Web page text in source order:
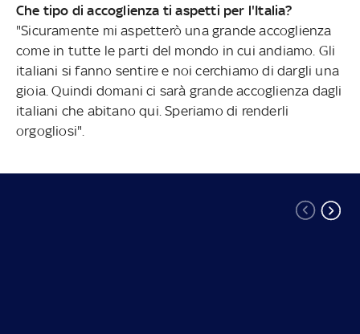
Che tipo di accoglienza ti aspetti per l'Italia?
"Sicuramente mi aspetterò una grande accoglienza
come in tutte le parti del mondo in cui andiamo. Gli
italiani si fanno sentire e noi cerchiamo di dargli una
gioia. Quindi domani ci sarà grande accoglienza dagli
italiani che abitano qui. Speriamo di renderli
orgogliosi".